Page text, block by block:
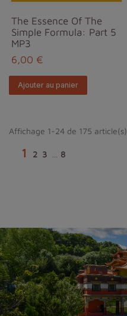
The Essence Of The
Simple Formula: Part 5
MP3
6,00 €
Ajouter au panier
Affichage 1-24 de 175 article(s)
1 2 3 8